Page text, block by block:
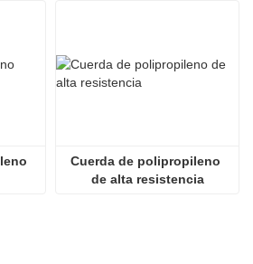
Cuerda de polipropileno
de alta resistencia